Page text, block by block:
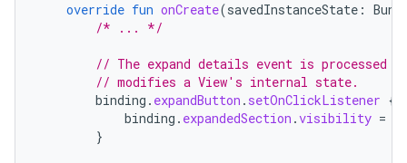
override fun onCreate(savedInstanceState :
/* ... */
// The expand details event is processed
// modifies a View's internal state.
binding . expandButton . setOnClickListener {
binding . expandedSection .visibility =
}